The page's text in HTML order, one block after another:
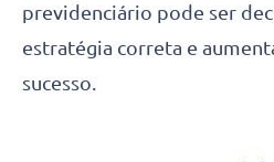
previdenciário pode ser
estratégia correta e
sucesso.